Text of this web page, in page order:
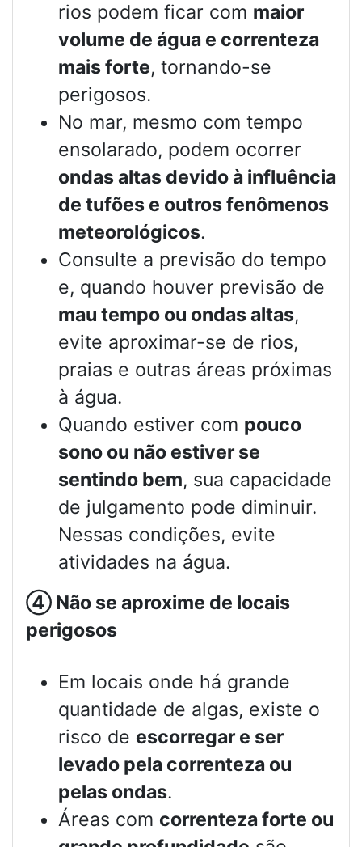
rios podem ficar com maior
volume de água e correnteza
mais forte, tornando-se
perigosos.
No mar, mesmo com tempo
ensolarado, podem ocorrer
ondas altas devido à influência
de tufões e outros fenômenos
meteorológicos.
Consulte a previsão do tempo
e, quando houver previsão de
mau tempo ou ondas altas,
evite aproximar-se de rios,
praias e outras áreas próximas
à água.
Quando estiver com pouco
sono ou não estiver se
sentindo bem, sua capacidade
de julgamento pode diminuir.
Nessas condições, evite
atividades na água.
④ Não se aproxime de locais
perigosos
Em locais onde há grande
quantidade de algas, existe o
risco de escorregar e ser
levado pela correnteza ou
pelas ondas.
Áreas com correnteza forte ou